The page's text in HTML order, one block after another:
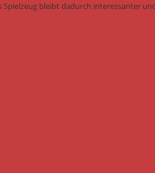
Spielzeug bleibt dadurch interessanter